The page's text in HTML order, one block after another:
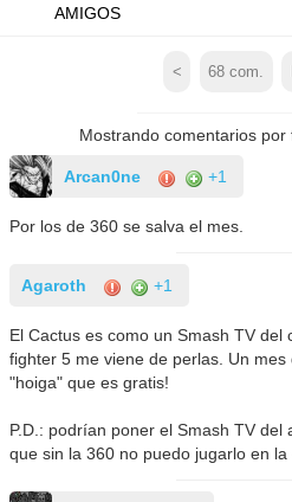
AMIGOS
< 68 com.
Mostrando comentarios por
Arcan0ne +1
Por los de 360 se salva el mes.
Agaroth +1
El Cactus es como un Smash TV
fighter 5 me viene de perlas. Un
"hoiga" que es gratis!
P.D.: podrían poner el Smash TV
que sin la 360 no puedo jugarlo en la